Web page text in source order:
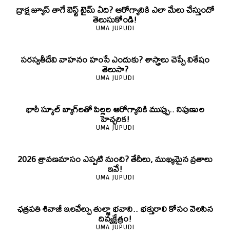
ద్రాక్ష జ్యూస్ తాగే బెస్ట్ టైమ్ ఏది? ఆరోగ్యానికి ఎలా మేలు చేస్తుందో
తెలుసుకోండి!
UMA JUPUDI
సరస్వతీదేవి వాహనం హంసే ఎందుకు? శాస్త్రాలు చెప్పే విశేషం
తెలుసా?
UMA JUPUDI
భారీ స్కూల్ బ్యాగ్‌లతో పిల్లల ఆరోగ్యానికి ముప్పు.. నిపుణుల
హెచ్చరిక!
UMA JUPUDI
2026 శ్రావణమాసం ఎప్పటి నుంచి? తేదీలు, ముఖ్యమైన వ్రతాలు
ఇవే!
UMA JUPUDI
ఛత్రపతి శివాజీ ఇలవేల్పు తుల్జా భవాని.. భక్తురాలి కోసం వెలసిన
దివ్యక్షేత్రం!
UMA JUPUDI